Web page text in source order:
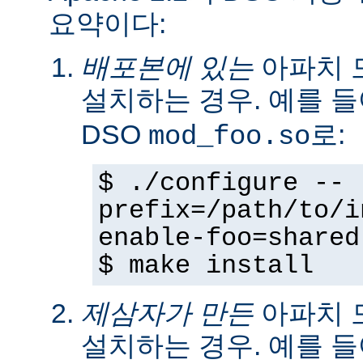
요약이다:
배포본에 있는 아파치
설치하는 경우. 예를
DSO mod_foo.so로:
$ ./configure --
prefix=/path/
enable-foo=shared
$ make install
제삼자가 만든아파치
설치하는 경우. 예를